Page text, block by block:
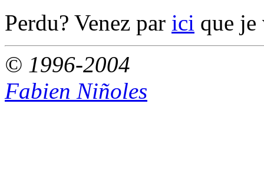
Perdu? Venez par ici que je
© 1996-2004
Fabien Niñoles